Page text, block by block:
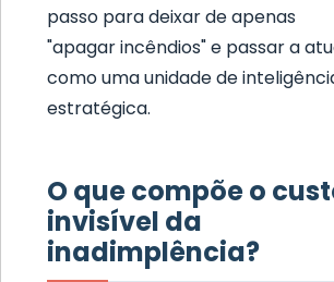
passo para deixar de apenas
"apagar incêndios" e passar a
como uma unidade de
estratégica.
O que compõe o
invisível da
inadimplência?